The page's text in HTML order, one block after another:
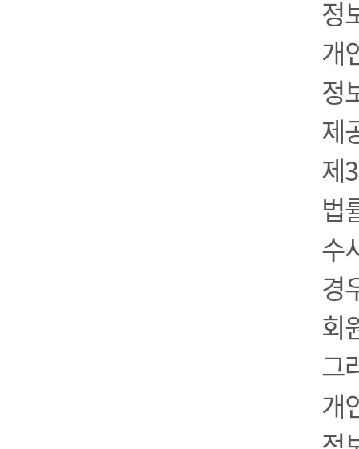
정
개
정
제
제
법
수
경
회
그
개